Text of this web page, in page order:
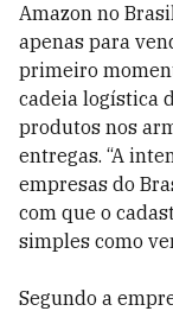
Amazon no
apenas para
primeiro
cadeia logística
produtos nos
entregas. “A
empresas do
com que o
simples como
Segundo a